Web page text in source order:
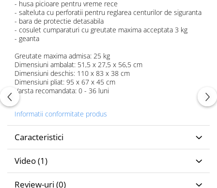
- husa picioare pentru vreme rece
- salteluta cu perforatii pentru reglarea centurilor de siguranta
- bara de protectie detasabila
- cosulet cumparaturi cu greutate maxima acceptata 3 kg
- geanta
Greutate maxima admisa: 25 kg
Dimensiuni ambalat: 51,5 x 27,5 x 56,5 cm
Dimensiuni deschis: 110 x 83 x 38 cm
Dimensiuni pliat: 95 x 67 x 45 cm
Varsta recomandata: 0 - 36 luni
Informatii conformitate produs
Caracteristici
Video(1)
Review-uri (0)